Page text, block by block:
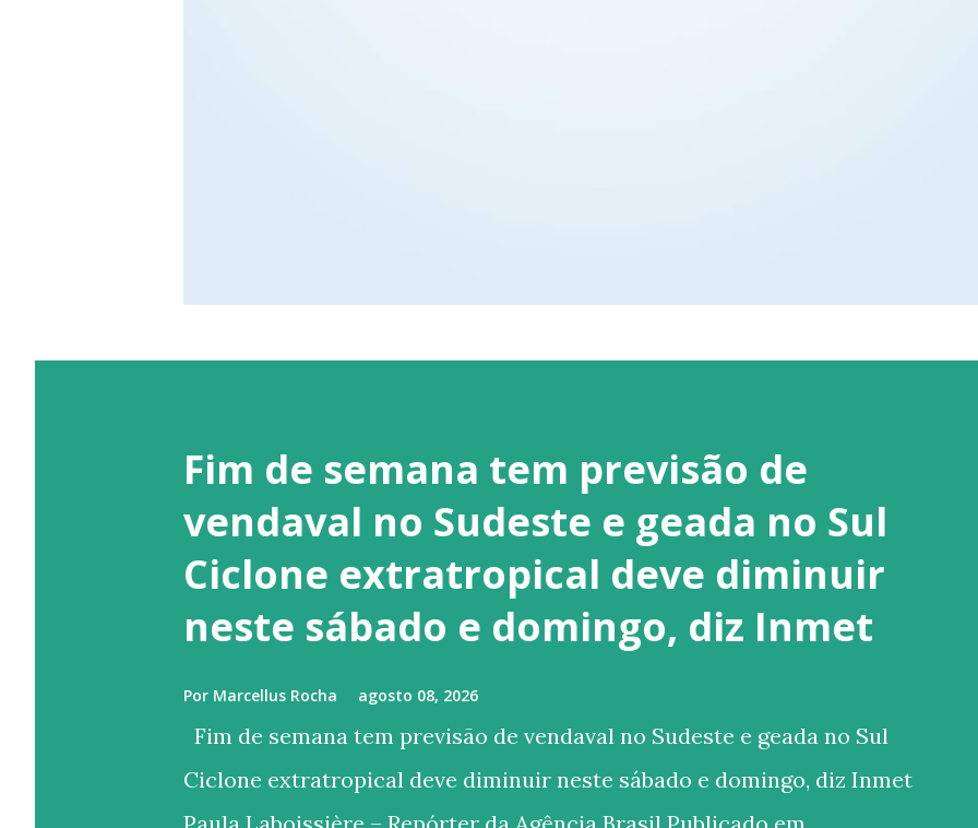
Fim de semana tem previsão de
vendaval no Sudeste e geada no Sul
Ciclone extratropical deve diminuir
neste sábado e domingo, diz Inmet
Por Marcellus Rocha agosto 08, 2026
Fim de semana tem previsão de vendaval no Sudeste e geada no Sul
Ciclone extratropical deve diminuir neste sábado e domingo, diz Inmet